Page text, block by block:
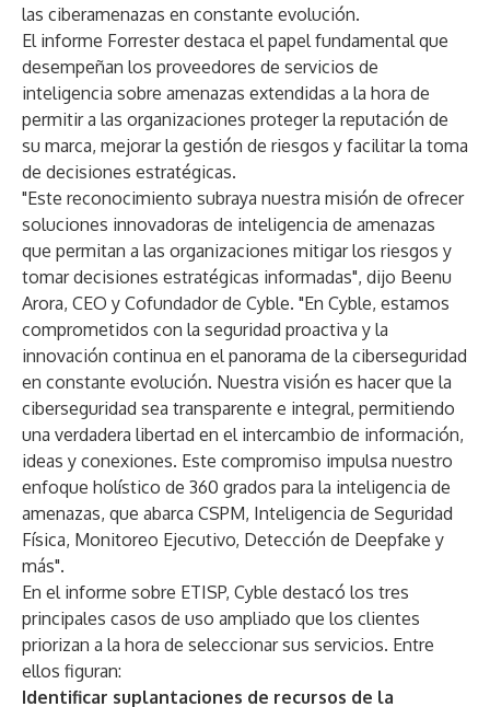
las ciberamenazas en constante evolución.
El informe Forrester destaca el papel fundamental que
desempeñan los proveedores de servicios de
inteligencia sobre amenazas extendidas a la hora de
permitir a las organizaciones proteger la reputación de
su marca, mejorar la gestión de riesgos y facilitar la toma
de decisiones estratégicas.
"Este reconocimiento subraya nuestra misión de ofrecer
soluciones innovadoras de inteligencia de amenazas
que permitan a las organizaciones mitigar los riesgos y
tomar decisiones estratégicas informadas", dijo Beenu
Arora, CEO y Cofundador de Cyble. "En Cyble, estamos
comprometidos con la seguridad proactiva y la
innovación continua en el panorama de la ciberseguridad
en constante evolución. Nuestra visión es hacer que la
ciberseguridad sea transparente e integral, permitiendo
una verdadera libertad en el intercambio de información,
ideas y conexiones. Este compromiso impulsa nuestro
enfoque holístico de 360 grados para la inteligencia de
amenazas, que abarca CSPM, Inteligencia de Seguridad
Física, Monitoreo Ejecutivo, Detección de Deepfake y
más".
En el informe sobre ETISP, Cyble destacó los tres
principales casos de uso ampliado que los clientes
priorizan a la hora de seleccionar sus servicios. Entre
ellos figuran:
Identificar suplantaciones de recursos de la